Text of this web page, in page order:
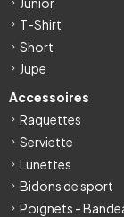
T-Shirt
Short
Jupe
Accessoires
Raquettes
Serviette
Lunettes
Bidons de sport
Poignets -